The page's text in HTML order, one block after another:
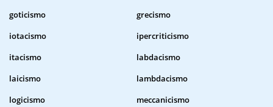
goticismo
grecismo
iotacismo
ipercriticismo
itacismo
labdacismo
laicismo
lambdacismo
logicismo
meccanicismo